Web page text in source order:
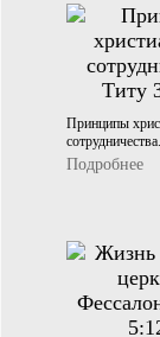
Принципы
Подробнее